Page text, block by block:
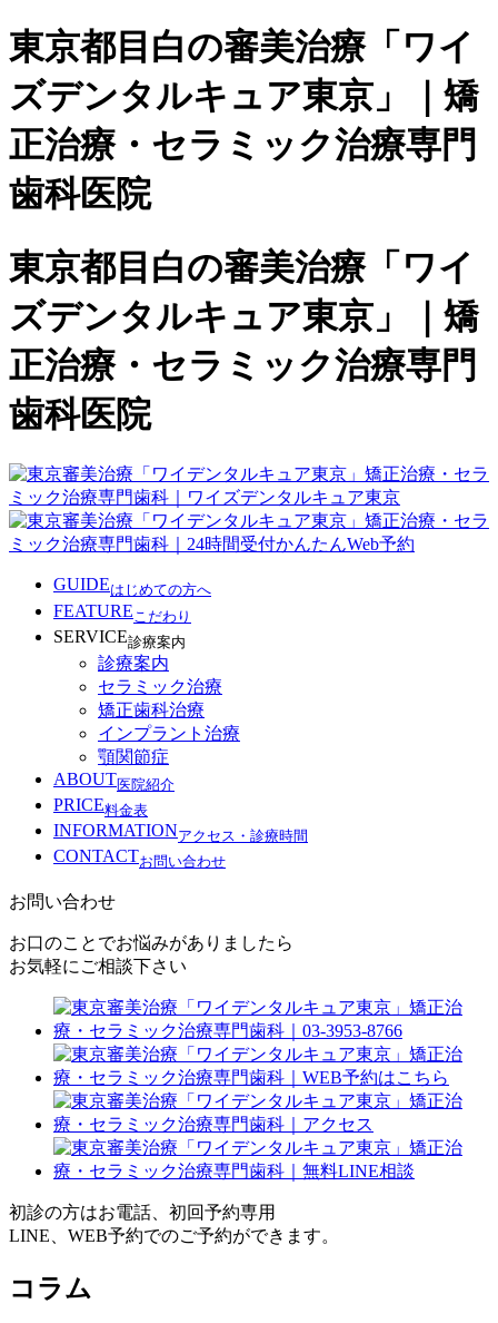
東京都目白の審美治療「ワイ
ズデンタルキュア東京」｜矯
正治療・セラミック治療専門
歯科医院
東京都目白の審美治療「ワイ
ズデンタルキュア東京」｜矯
正治療・セラミック治療専門
歯科医院
GUIDEはじめての方へ
FEATURE こだわり
SERVICE診療案内
診療案内
セラミック治療
矯正歯科治療
インプラント治療
顎関節症
ABOUT医院紹介
PRICE料金表
INFORMATIONアクセス・診療時間
CONTACTお問い合わせ
お問い合わせ
お口のことでお悩みがありましたら
お気軽にご相談下さい
初診の方はお電話、初回予約専用
LINE、WEB予約でのご予約ができます。
コラム